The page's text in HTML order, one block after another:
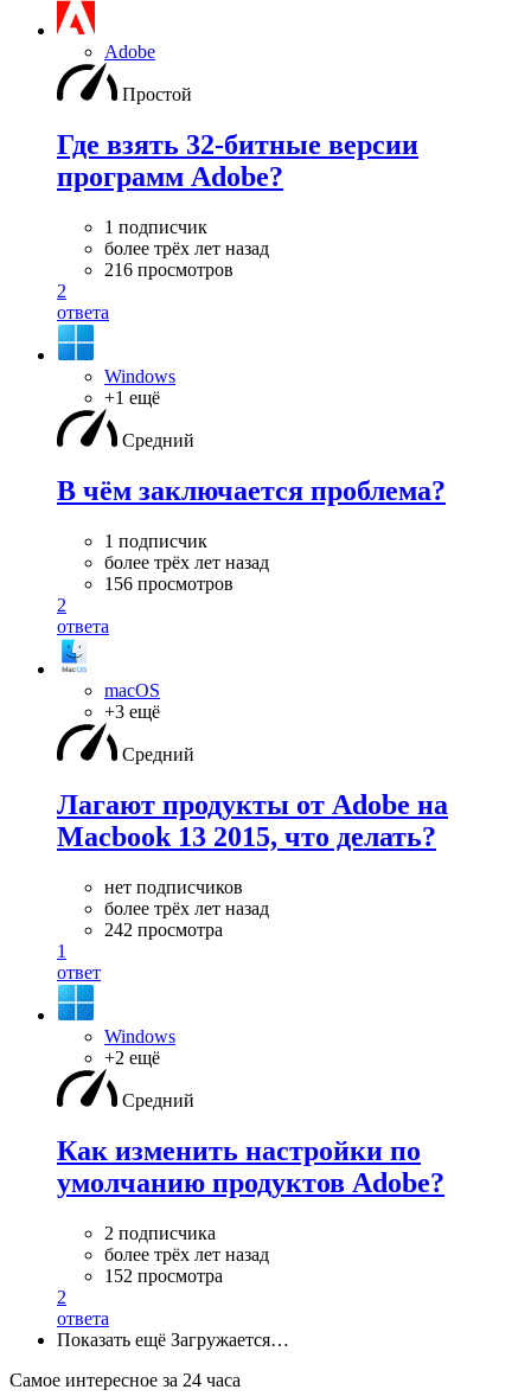
Adobe
Простой
Где взять 32-битные версии
программ Adobe?
1 подписчик
более трёх лет назад
216 просмотров
2
ответа
Windows
+1 ещё
Средний
В чём заключается проблема?
1 подписчик
более трёх лет назад
156 просмотров
2
ответа
macOS
+3 ещё
Средний
Лагают продукты от Adobe на
Macbook 13 2015, что делать?
нет подписчиков
более трёх лет назад
242 просмотра
1
ответ
Windows
+2 ещё
Средний
Как изменить настройки по
умолчанию продуктов Adobe?
2 подписчика
более трёх лет назад
152 просмотра
2
ответа
Показать ещё Загружается…
Самое интересное за 24 часа